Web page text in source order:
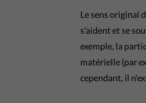
Le sens original
s'aident et se
exemple, la
matérielle (par
cependant, il